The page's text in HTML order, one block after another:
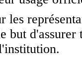
but